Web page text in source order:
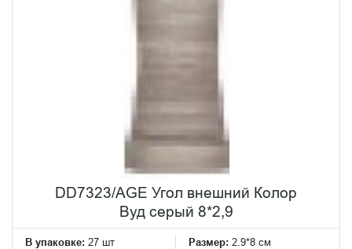
DD7323/AGE Угол внешний Колор
Вуд серый 8*2,9
В упаковке: 27 шт Размер: 2.9*8 см